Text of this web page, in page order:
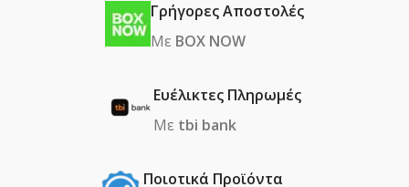
Γρήγορες Αποστολές
Με BOX NOW
Ευέλικτες Πληρωμές
Με tbi bank
Ποιοτικά Προϊόντα